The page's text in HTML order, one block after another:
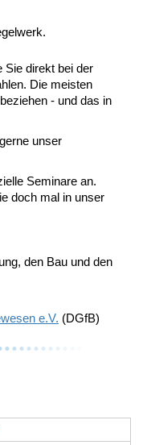
Sie direkt bei der
Die meisten
- und das in
unser
Seminare an.
doch mal in unser
den Bau und den
e.V. (DGfB)